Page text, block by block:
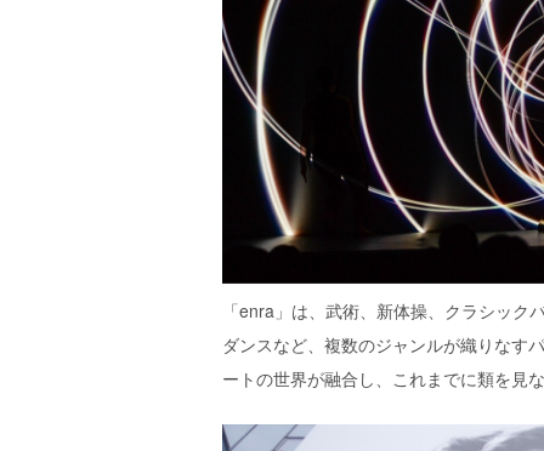
「enra」は、武術、新体操、クラシッ
ダンスなど、複数のジャンルが織りなす
ートの世界が融合し、これまでに類を見